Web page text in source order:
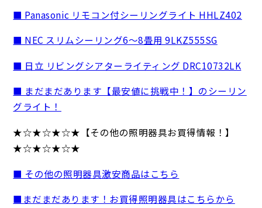
■ Panasonic リモコン付シーリングライト HHLZ402
■ NEC スリムシーリング6～8畳用 9LKZ555SG
■ 日立 リビングシアターライティング DRC10732LK
■ まだまだあります【最安値に挑戦中！】のシーリン
グライト！
★☆★☆★☆★【その他の照明器具お買得情報！】
★☆★☆★☆★
■ その他の照明器具激安商品はこちら
■まだまだあります！お買得照明器具はこちらから